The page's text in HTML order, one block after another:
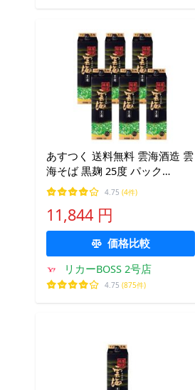
あすつく 送料無料 雲海酒造 雲
海そば 黒麹 25度 パック
1800ml 1.8L×1ケース/6本
4.75 (4件)
11,844 円
価格比較
リカーBOSS 2号店
4.75 (875件)